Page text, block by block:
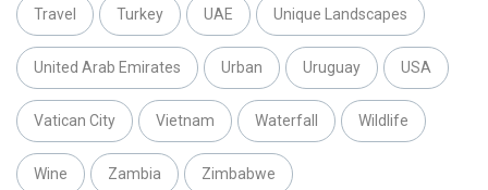
Travel Turkey UAE Unique Landscapes
United Arab Emirates Urban Uruguay USA
Vatican City Vietnam Waterfall Wildlife
Wine Zambia Zimbabwe